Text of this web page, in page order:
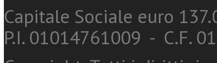
Capitale Sociale euro
P.I. 01014761009 - C.F.